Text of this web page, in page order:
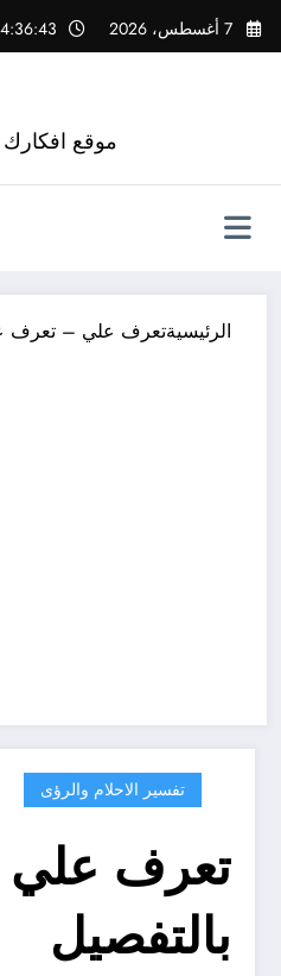
التجاوز
إلى
7 أغسطس، 2026 4:36:44 AM
موقع
الرئيسيةتعرف علي – تعرف
تفسير الاحلام والرؤى
تعرف علي
بالتفصيل